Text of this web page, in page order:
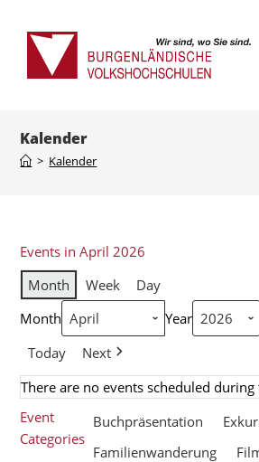
Kalender
> Kalender
Events in April 2026
Month
Week
Day
Month
Year
Today
Next
There are no events scheduled during
Event
Categories
Buchpräsentation
Familienwanderung